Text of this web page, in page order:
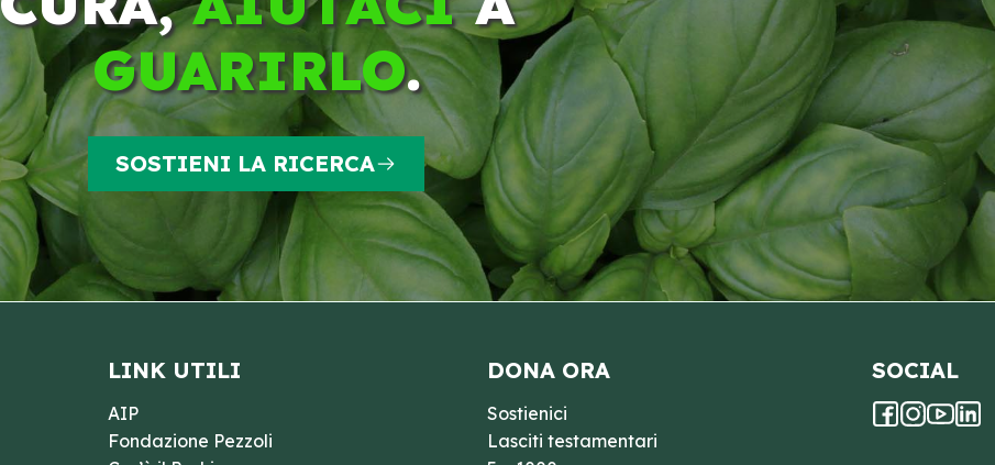
GUARIRLO.
SOSTIENI LA RICERCA
LINK UTILI
AIP
Fondazione Pezzoli
DONA ORA
Sostienici
Lasciti testamentari
SOCIAL